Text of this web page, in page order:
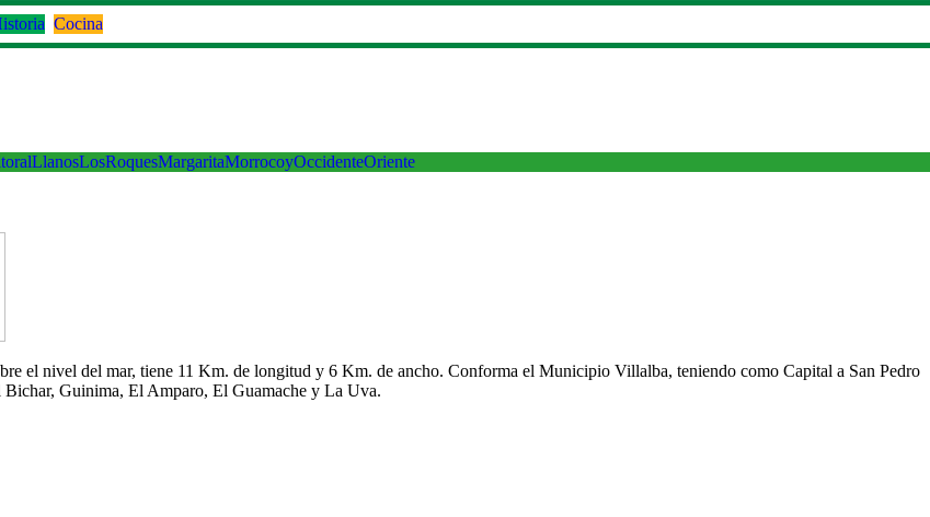
Cocina
LlanosLosRoquesMargaritaMorrocoyOccidenteOriente
el nivel del mar, tiene 11 Km. de longitud y 6 Km. de ancho. Conforma el Municipio Villalba, teniendo como Capital a San Pedro
Bichar, Guinima, El Amparo, El Guamache y La Uva.